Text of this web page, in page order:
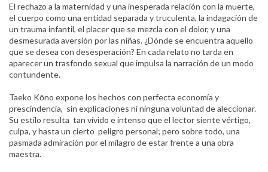
El rechazo a la maternidad y una inesperada relación con la muerte,
el cuerpo como una entidad separada y truculenta, la indagación de
un trauma infantil, el placer que se mezcla con el dolor, y una
desmesurada aversión por las niñas. ¿Dónde se encuentra aquello
que se desea con desesperación? En cada relato no tarda en
aparecer un trasfondo sexual que impulsa la narración de un modo
contundente.
Taeko Kōno expone los hechos con perfecta economía y
prescindencia, sin explicaciones ni ninguna voluntad de aleccionar.
Su estilo resulta tan vívido e intenso que el lector siente vértigo,
culpa, y hasta un cierto peligro personal; pero sobre todo, una
pasmada admiración por el milagro de estar frente a una obra
maestra.